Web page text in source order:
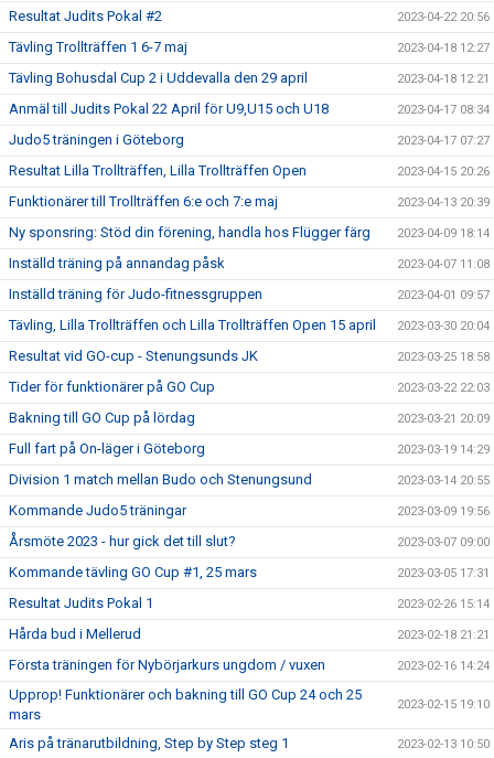
Resultat Judits Pokal #2 2023-04-22 20:56
Tävling Trollträffen 1 6-7 maj 2023-04-18 12:27
Tävling Bohusdal Cup 2 i Uddevalla den 29 april 2023-04-18 12:21
Anmäl till Judits Pokal 22 April för U9,U15 och U18 2023-04-17 08:34
Judo5 träningen i Göteborg 2023-04-17 07:27
Resultat Lilla Trollträffen, Lilla Trollträffen Open 2023-04-15 20:26
Funktionärer till Trollträffen 6:e och 7:e maj 2023-04-13 20:39
Ny sponsring: Stöd din förening, handla hos Flügger färg 2023-04-09 18:14
Inställd träning på annandag påsk 2023-04-07 11:08
Inställd träning för Judo-fitnessgruppen 2023-04-01 09:57
Tävling, Lilla Trollträffen och Lilla Trollträffen Open 15 april 2023-03-30 20:04
Resultat vid GO-cup - Stenungsunds JK 2023-03-25 18:58
Tider för funktionärer på GO Cup 2023-03-22 22:03
Bakning till GO Cup på lördag 2023-03-21 20:09
Full fart på On-läger i Göteborg 2023-03-19 14:29
Division 1 match mellan Budo och Stenungsund 2023-03-14 20:55
Kommande Judo5 träningar 2023-03-09 19:56
Årsmöte 2023 - hur gick det till slut? 2023-03-07 09:00
Kommande tävling GO Cup #1, 25 mars 2023-03-05 17:31
Resultat Judits Pokal 1 2023-02-26 15:14
Hårda bud i Mellerud 2023-02-18 21:21
Första träningen för Nybörjarkurs ungdom / vuxen 2023-02-16 14:24
Upprop! Funktionärer och bakning till GO Cup 24 och 25
mars
2023-02-15 19:10
Aris på tränarutbildning, Step by Step steg 1 2023-02-13 10:50